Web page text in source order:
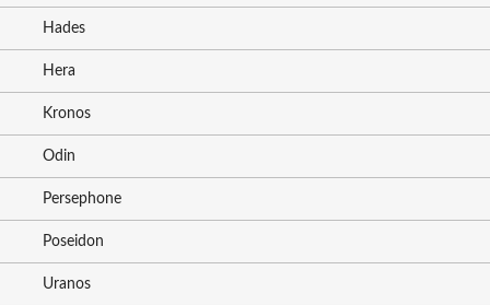
Hades
Hera
Kronos
Odin
Persephone
Poseidon
Uranos